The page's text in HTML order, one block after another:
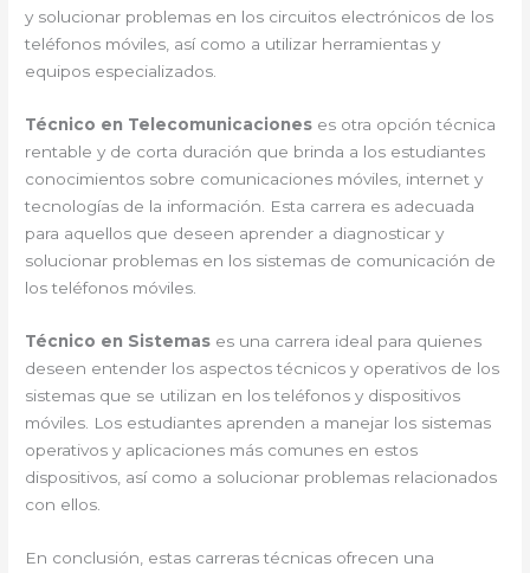
y solucionar problemas en los circuitos electrónicos de los
teléfonos móviles, así como a utilizar herramientas y
equipos especializados.
Técnico en Telecomunicaciones es otra opción técnica
rentable y de corta duración que brinda a los estudiantes
conocimientos sobre comunicaciones móviles, internet y
tecnologías de la información. Esta carrera es adecuada
para aquellos que deseen aprender a diagnosticar y
solucionar problemas en los sistemas de comunicación de
los teléfonos móviles.
Técnico en Sistemas es una carrera ideal para quienes
deseen entender los aspectos técnicos y operativos de los
sistemas que se utilizan en los teléfonos y dispositivos
móviles. Los estudiantes aprenden a manejar los sistemas
operativos y aplicaciones más comunes en estos
dispositivos, así como a solucionar problemas relacionados
con ellos.
En conclusión, estas carreras técnicas ofrecen una